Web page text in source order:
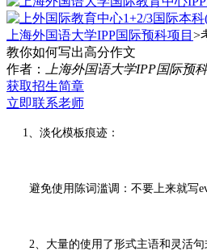
上海外国语大学IPP国际预科项目 >
教你如何写出高分作文
作者：
上海外国语大学IPP国际预
获取招生简章
立即联系老师
1、淡化模板痕迹：
避免使用陈词滥调：不要上来就写
2、大量的使用了形式主语和灵活句